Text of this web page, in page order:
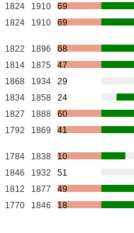
1824 1910
69
1824 1910 69
1822 1896
68
1814 1875
47
1868 1934
29
1834 1858
24
1827 1888
60
1792 1869 41
1784 1838
10
1846 1932
51
1812 1877
49
1770 1846 18